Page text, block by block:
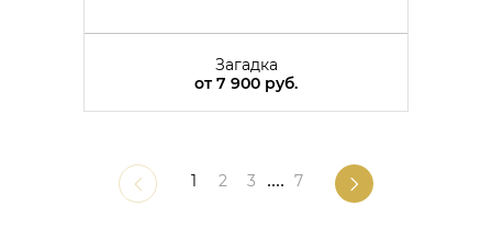
Загадка
от7 900 руб.
1 2 3 .... 7